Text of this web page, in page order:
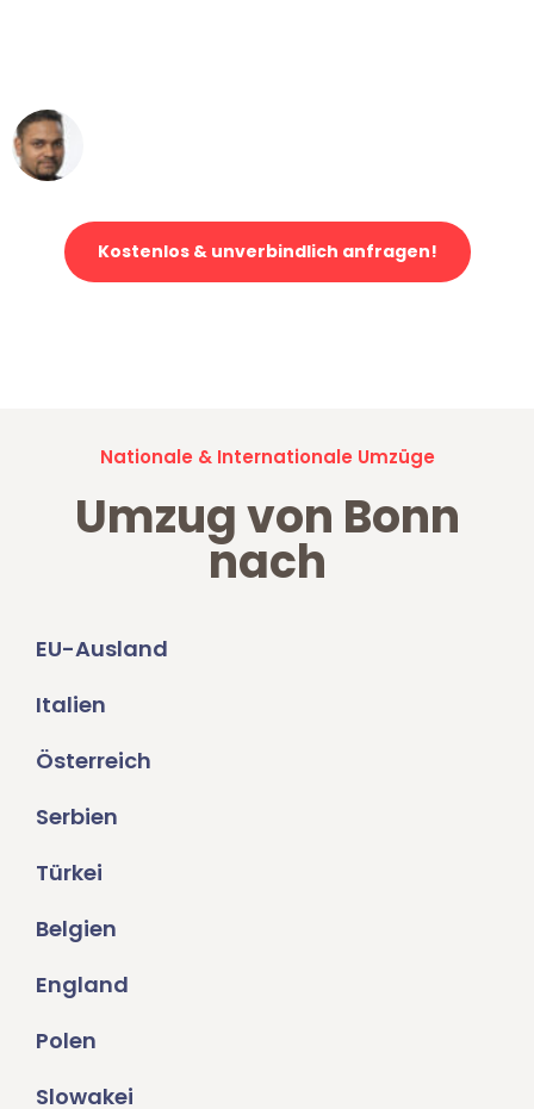
Kostenlos & unverbindlich anfragen!
Nationale & Internationale Umzüge
Umzug von Bonn
nach
EU-Ausland
Italien
Österreich
Serbien
Türkei
Belgien
England
Polen
Slowakei